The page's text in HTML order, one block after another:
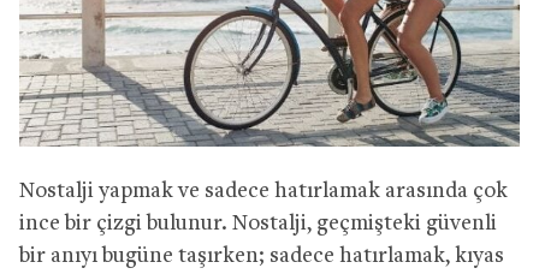
Nostalji yapmak ve sadece hatırlamak arasında çok
ince bir çizgi bulunur. Nostalji, geçmişteki güvenli
bir anıyı bugüne taşırken; sadece hatırlamak, kıyas